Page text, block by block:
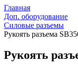
Главная
Доп. оборудование
Силовые разъемы
Рукоять разъема
Рукоять